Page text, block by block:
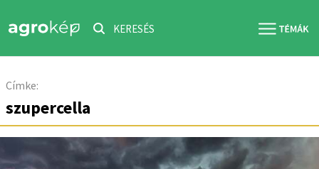
KERESÉS
Címke:
szupercella